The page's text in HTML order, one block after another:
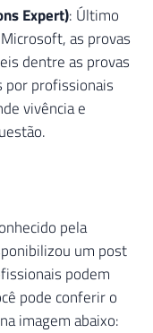
Expert): Último
as provas
dentre as provas
por profissionais
vivência e
pela
um post
podem
pode conferir o
imagem abaixo: